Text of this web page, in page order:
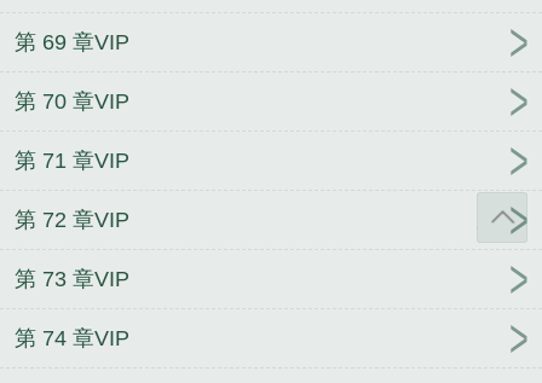
第 69 章VIP
第 70 章VIP
第 71 章VIP
第 72 章VIP
第 73 章VIP
第 74 章VIP